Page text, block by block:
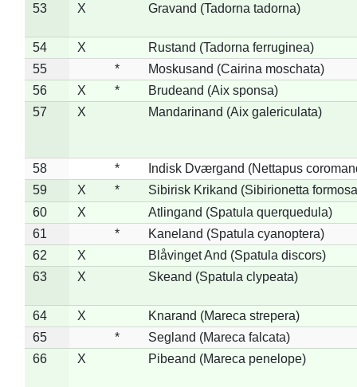
53
X Gravand (Tadorna tadorna)
54 X
Rustand (Tadorna ferruginea)
55
*
Moskusand (Cairina moschata)
56
X *
Brudeand (Aix sponsa)
57
X Mandarinand (Aix galericulata)
58 *
Indisk Dværgand (Nettapus
59
X *
Sibirisk Krikand (Sibirionetta
60
X
Atlingand (Spatula querquedula)
61
*
Kaneland (Spatula cyanoptera)
62
X
Blåvinget And (Spatula discors)
63
X Skeand (Spatula clypeata)
64 X
Knarand (Mareca strepera)
65
*
Segland (Mareca falcata)
66
X Pibeand (Mareca penelope)